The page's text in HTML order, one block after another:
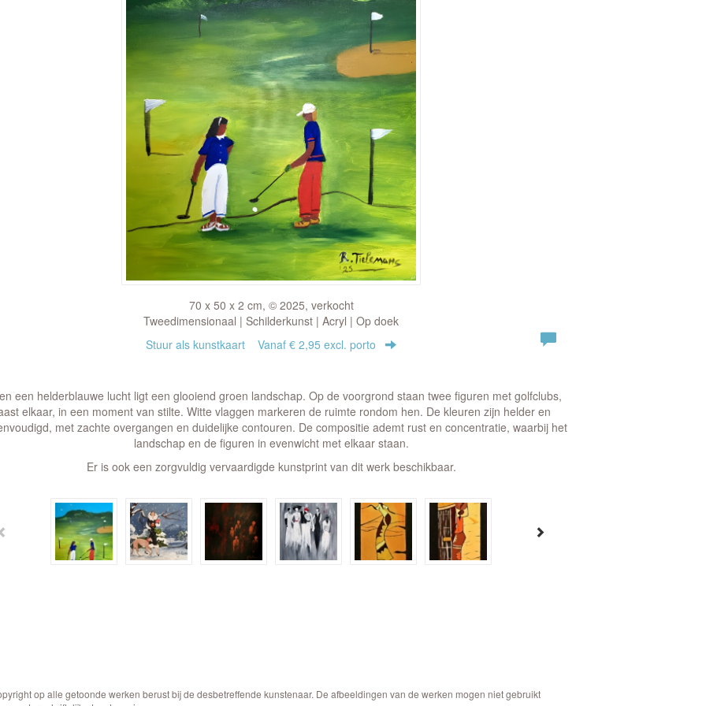
70 x 50 x 2 cm, © 2025, verkocht
Tweedimensionaal | Schilderkunst | Acryl | Op doek
Stuur als kunstkaart Vanaf € 2,95 excl. porto
een helderblauwe lucht ligt een glooiend groen landschap. Op de voorgrond staan twee figuren met golfclubs,
elkaar, in een moment van stilte. Witte vlaggen markeren de ruimte rondom hen. De kleuren zijn helder en
met zachte overgangen en duidelijke contouren. De compositie ademt rust en concentratie, waarbij het
landschap en de figuren in evenwicht met elkaar staan.
Er is ook een zorgvuldig vervaardigde kunstprint van dit werk beschikbaar.
op alle getoonde werken berust bij de desbetreffende kunstenaar. De afbeeldingen van de werken mogen niet gebruikt